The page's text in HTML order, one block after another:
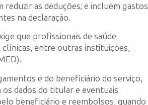
as deduções; e incluem gastos
na declaração.
que profissionais de saúde
entre outras instituições,
e do beneficiário do serviço,
dados do titular e eventuais
beneficiário e reembolsos, quando